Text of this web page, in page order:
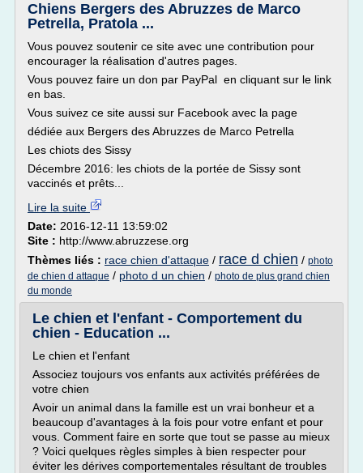
Chiens Bergers des Abruzzes de Marco
Petrella, Pratola ...
Vous pouvez soutenir ce site avec une contribution pour
encourager la réalisation d'autres pages.
Vous pouvez faire un don par PayPal en cliquant sur le link
en bas.
Vous suivez ce site aussi sur Facebook avec la page
dédiée aux Bergers des Abruzzes de Marco Petrella
Les chiots des Sissy
Décembre 2016: les chiots de la portée de Sissy sont
vaccinés et prêts...
Lire la suite
Date: 2016-12-11 13:59:02
Site : http://www.abruzzese.org
Thèmes liés : race chien d'attaque / race d chien / photo
de chien d attaque / photo d un chien / photo de plus grand chien
du monde
Le chien et l'enfant - Comportement du
chien - Education ...
Le chien et l'enfant
Associez toujours vos enfants aux activités préférées de
votre chien
Avoir un animal dans la famille est un vrai bonheur et a
beaucoup d'avantages à la fois pour votre enfant et pour
vous. Comment faire en sorte que tout se passe au mieux
? Voici quelques règles simples à bien respecter pour
éviter les dérives comportementales résultant de troubles